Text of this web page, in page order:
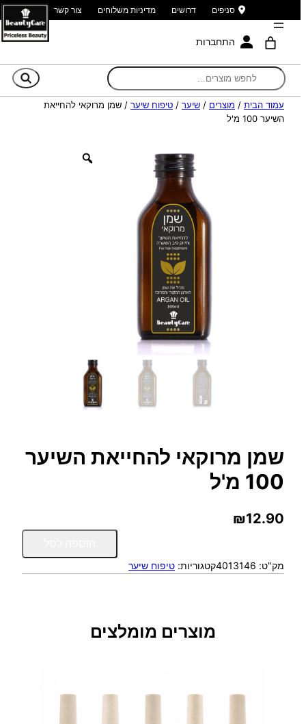
סניפים דרושים מדיניות משלוחים צור קשר
התחברות
עמוד הבית / מוצרים / שיער / טיפוח שיער / שמן מרוקאי להחייאת
השיער 100 מ'ל
שמן מרוקאי להחייאת השיער
100 מ'ל
₪12.90
כ
ש
מ
מק"ט: 4013146קטגוריות: טיפוח שיער
מוצרים מומלצים